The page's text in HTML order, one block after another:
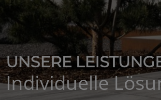
UNSERE
Individuelle